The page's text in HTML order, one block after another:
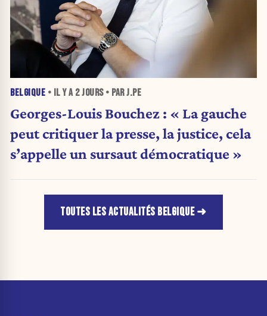
BELGIQUE • IL Y A 2 JOURS• PAR J.PE
Georges-Louis Bouchez : « La gauche
peut critiquer la presse, la justice, cela
s’appelle un sursaut démocratique »
TOUTES LES ACTUALITÉS BELGIQUE